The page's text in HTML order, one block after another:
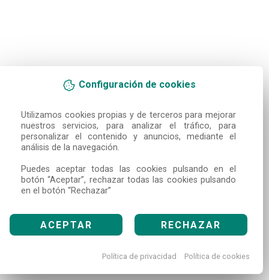
Configuración de cookies
Utilizamos cookies propias y de terceros para mejorar
nuestros servicios, para analizar el tráfico, para
personalizar el contenido y anuncios, mediante el
análisis de la navegación.
Puedes aceptar todas las cookies pulsando en el
botón “Aceptar”, rechazar todas las cookies pulsando
en el botón “Rechazar”
ACEPTAR RECHAZAR
Política de privacidad Política de cookies